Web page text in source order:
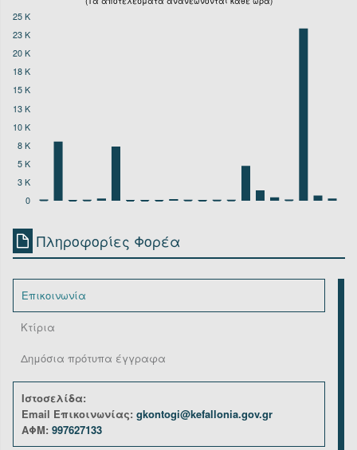
0
3 K
5 K
8 K
10 K
13 K
15 K
18 K
20 K
23 K
25 K
Πληροφορίες Φορέα
Επικοινωνία
Κτίρια
Δημόσια πρότυπα έγγραφα
Ιστοσελίδα:
Email Επικοινωνίας: gkontogi@kefallonia.gov.gr
ΑΦΜ: 997627133